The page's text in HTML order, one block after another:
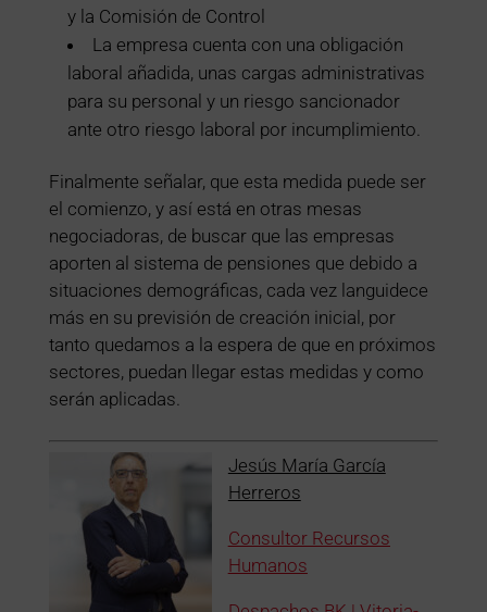
y la Comisión de Control
La empresa cuenta con una obligación
laboral añadida, unas cargas administrativas
para su personal y un riesgo sancionador
ante otro riesgo laboral por incumplimiento.
Finalmente señalar, que esta medida puede ser
el comienzo, y así está en otras mesas
negociadoras, de buscar que las empresas
aporten al sistema de pensiones que debido a
situaciones demográficas, cada vez languidece
más en su previsión de creación inicial, por
tanto quedamos a la espera de que en próximos
sectores, puedan llegar estas medidas y como
serán aplicadas.
Jesús María García
Herreros
Consultor Recursos
Humanos